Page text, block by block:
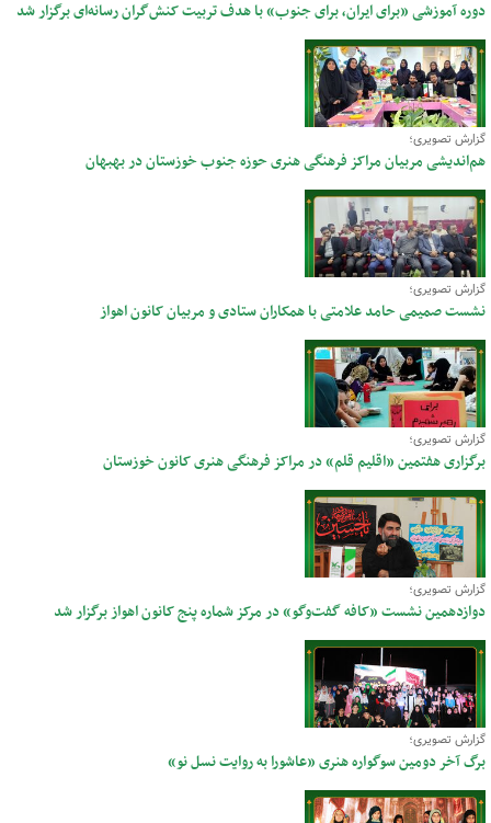
دوره آموزشی «برای ایران، برای جنوب» با هدف تربیت کنش‌گران رسانه‌ای برگزار شد
گزارش تصویری؛
هم‌اندیشی مربیان مراکز فرهنگی هنری حوزه جنوب خوزستان در بهبهان
گزارش تصویری؛
نشست صمیمی حامد علامتی با همکاران ستادی و مربیان کانون اهواز
گزارش تصویری؛
برگزاری هفتمین «اقلیم قلم» در مراکز فرهنگی هنری کانون خوزستان
گزارش تصویری؛
دوازدهمین نشست «کافه گفت‌وگو» در مرکز شماره پنج کانون اهواز برگزار شد
گزارش تصویری؛
برگ آخر دومین سوگواره هنری «عاشورا به روایت نسل نو»